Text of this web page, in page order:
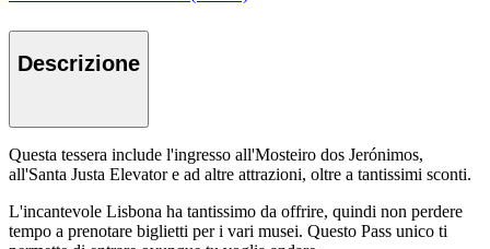
Descrizione
Questa tessera include l'ingresso all'Mosteiro dos Jerónimos,
all'Santa Justa Elevator e ad altre attrazioni, oltre a tantissimi sconti.
L'incantevole Lisbona ha tantissimo da offrire, quindi non perdere
tempo a prenotare biglietti per i vari musei. Questo Pass unico ti